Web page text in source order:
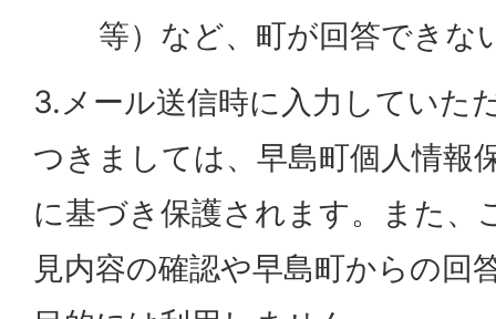
等）など、町が回答できな
3.メール送信時に入力していた
つきましては、早島町個人情報
に基づき保護されます。また、
見内容の確認や早島町からの回